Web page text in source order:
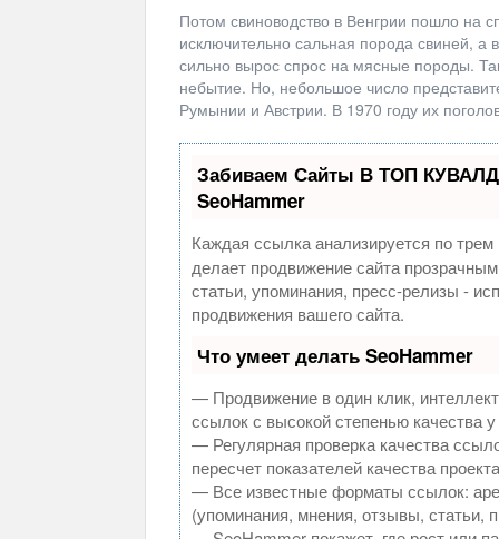
Потом свиноводство в Венгрии пошло на
исключительно сальная порода свиней, а
сильно вырос спрос на мясные породы.
небытие. Но, небольшое число
Румынии и Австрии. В 1970 году их
Забиваем Сайты В ТОП
SeoHammer
Каждая ссылка анализируется по
делает продвижение сайта
статьи, упоминания, пресс-релизы -
продвижения вашего сайта.
Что умеет делать SeoHammer
— Продвижение в один клик,
ссылок с высокой степенью качества
— Регулярная проверка качества
пересчет показателей качества
— Все известные форматы ссылок:
(упоминания, мнения, отзывы, статьи,